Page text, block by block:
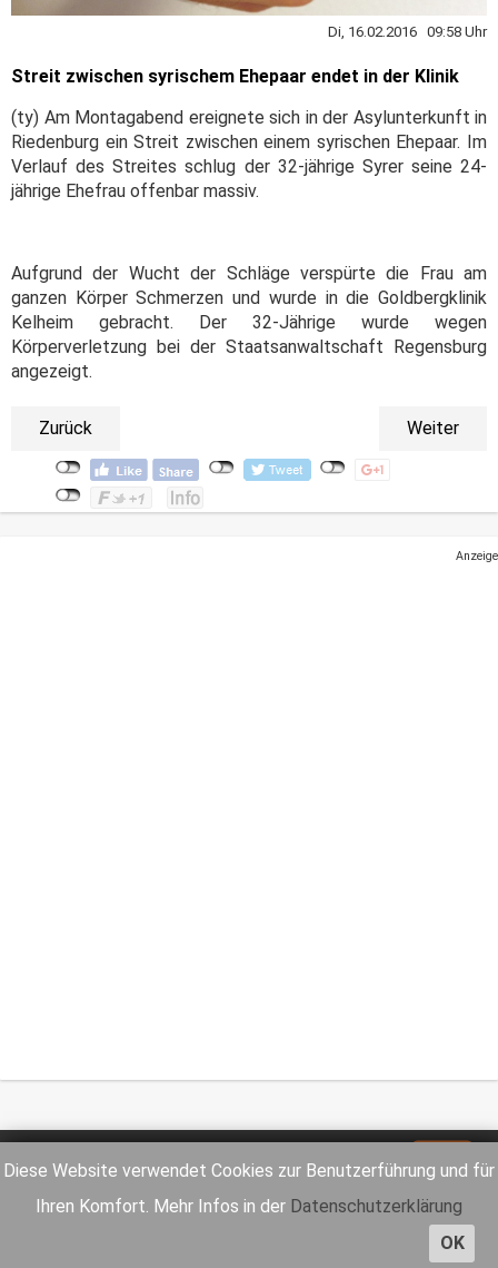
Diese Website verwendet Cookies zur Benutzerführung und für
Ihren Komfort. Mehr Infos in der Datenschutzerklärung
OK
Di, 16.02.2016 09:58 Uhr
Streit zwischen syrischem Ehepaar endet in der Klinik
(ty) Am Montagabend ereignete sich in der Asylunterkunft in
Riedenburg ein Streit zwischen einem syrischen Ehepaar. Im
Verlauf des Streites schlug der 32-jährige Syrer seine 24-
jährige Ehefrau offenbar massiv.
Aufgrund der Wucht der Schläge verspürte die Frau am
ganzen Körper Schmerzen und wurde in die Goldbergklinik
Kelheim gebracht. Der 32-Jährige wurde wegen
Körperverletzung bei der Staatsanwaltschaft Regensburg
angezeigt.
Zurück Weiter
Anzeige